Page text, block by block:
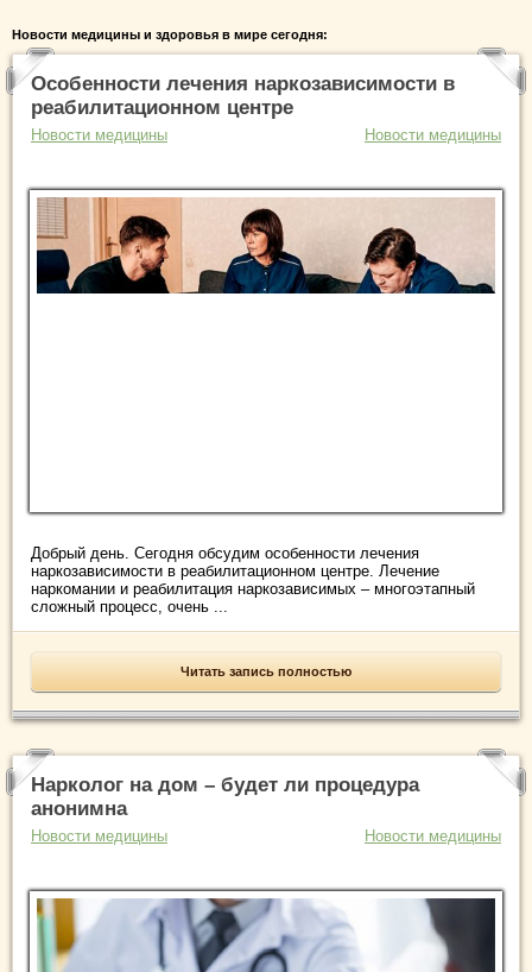
Новости медицины и здоровья в мире сегодня:
Особенности лечения наркозависимости в
реабилитационном центре
Новости медицины Новости медицины
Добрый день. Сегодня обсудим особенности лечения
наркозависимости в реабилитационном центре. Лечение
наркомании и реабилитация наркозависимых – многоэтапный
сложный процесс, очень ...
Читать запись полностью
Нарколог на дом – будет ли процедура
анонимна
Новости медицины Новости медицины